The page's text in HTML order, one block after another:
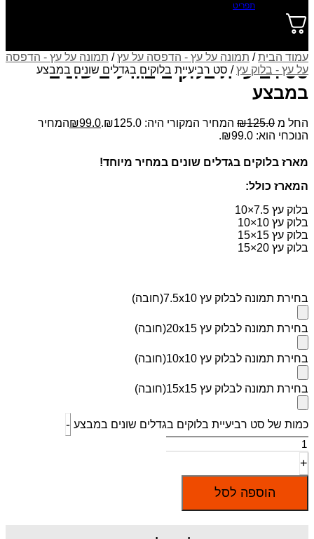
תפריט
עמוד הבית/ תמונה על עץ - הדפסה על עץ/ תמונה על עץ - הדפסה
על עץ - בלוק עץ/ סט רביעיית בלוקים בגדלים שונים במבצע
סט רביעיית בלוקים בגדלים שונים
במבצע
החל מ ₪125.0 המחיר המקורי היה: ₪125.0. ₪99.0
המחיר
הנוכחי הוא: ₪99.0.
מארז בלוקים בגדלים שונים במחיר מיוחד!
המארז כולל:
בלוק עץ 7.5×10
בלוק עץ 10×10
בלוק עץ 15×15
בלוק עץ 20×15
בחירת תמונה לבלוק עץ 7.5x10 (חובה)
בחירת תמונה לבלוק עץ 20x15 (חובה)
בחירת תמונה לבלוק עץ 10x10 (חובה)
בחירת תמונה לבלוק עץ 15x15 (חובה)
כמות של סט רביעיית בלוקים בגדלים שונים במבצע -
+
הוספה לסל